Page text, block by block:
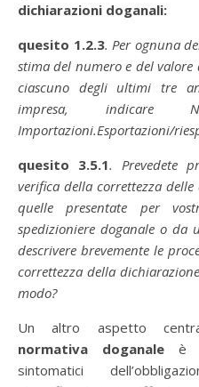
dichiarazioni doganali:
quesito 1.2.3. Per ognuna
stima del numero e del
ciascuno degli ultimi tre
impresa, indicare
Importazioni.Esportazioni/
quesito 3.5.1. Prevedete
verifica della correttezza
quelle presentate per
spedizioniere doganale o da
descrivere brevemente le
correttezza della
modo?
Un altro aspetto
normativa doganaleè il
sintomatici